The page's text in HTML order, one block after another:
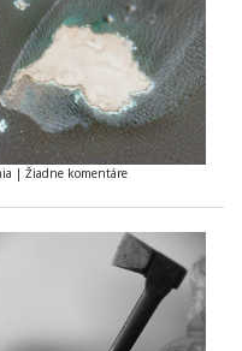
| Žiadne komentáre